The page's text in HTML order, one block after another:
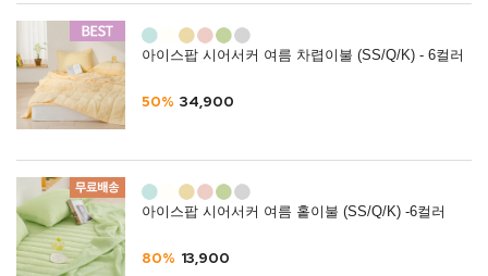
아이스팝 시어서커 여름 차렵이불 (SS/Q/K) - 6컬러
50% 34,900
아이스팝 시어서커 여름 홑이불 (SS/Q/K) -6컬러
80% 13,900